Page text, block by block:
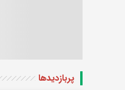
پربازدید‌ها